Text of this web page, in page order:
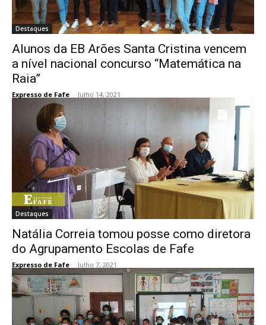
Destaques
Alunos da EB Arões Santa Cristina vencem
a nível nacional concurso “Matemática na
Raia”
Expresso de Fafe - Julho 14, 2021
Destaques
Natália Correia tomou posse como diretora
do Agrupamento Escolas de Fafe
Expresso de Fafe - Julho 7, 2021